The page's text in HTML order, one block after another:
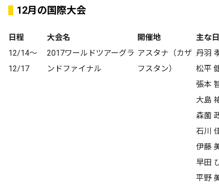
12月の国際大会
日程 大会名 開催地
主な
12/14～
12/17
2017ワールドツアーグラ
ンドファイナル
アスタナ（カザ
フスタン）
丹羽
松平
張本
大島
森薗
石川
伊藤
早田
平野